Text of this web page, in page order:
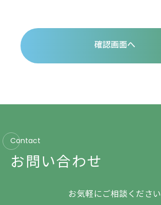
Contact
お問い合わせ
お気軽にご相談ください